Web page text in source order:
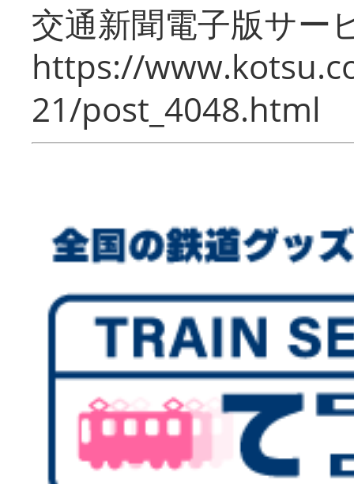
交通新聞電子版サー
https://
21/post_4048.html